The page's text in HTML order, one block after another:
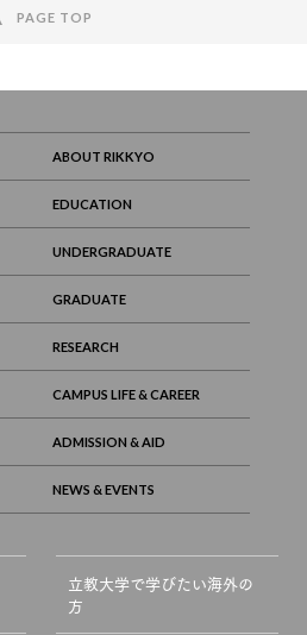
PAGE TOP
立教大学で学びたい海外の
方